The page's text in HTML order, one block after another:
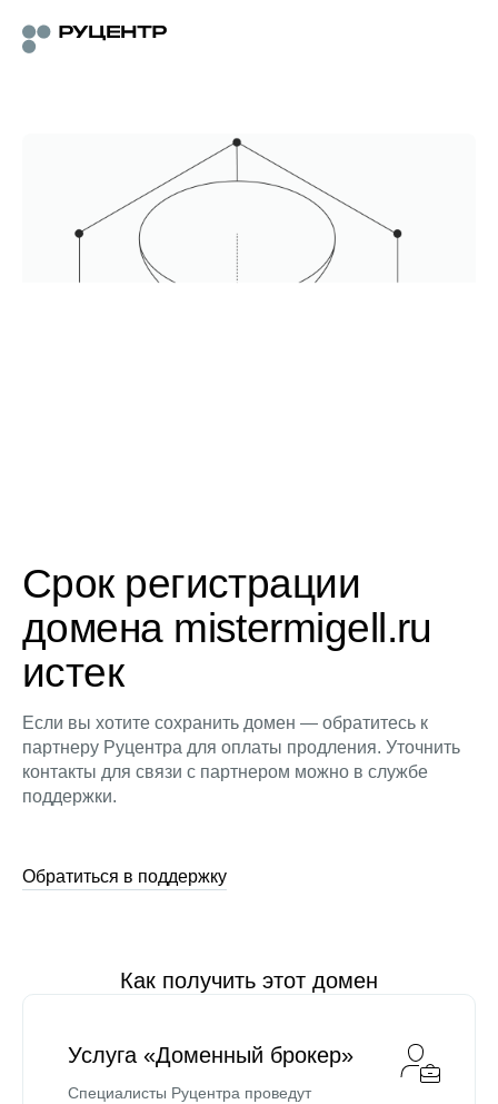
Срок регистрации
домена mistermigell.ru
истек
Если вы хотите сохранить домен — обратитесь к
партнеру Руцентра для оплаты продления. Уточнить
контакты для связи с партнером можно в службе
поддержки.
Обратиться в поддержку
Как получить этот домен
Услуга «Доменный брокер»
Специалисты Руцентра проведут